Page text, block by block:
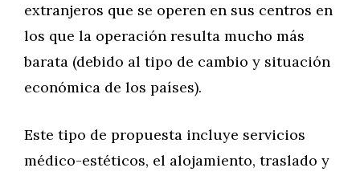
extranjeros que se operen en sus centros en
los que la operación resulta mucho más
barata (debido al tipo de cambio y situación
económica de los países).
Este tipo de propuesta incluye servicios
médico-estéticos, el alojamiento, traslado y